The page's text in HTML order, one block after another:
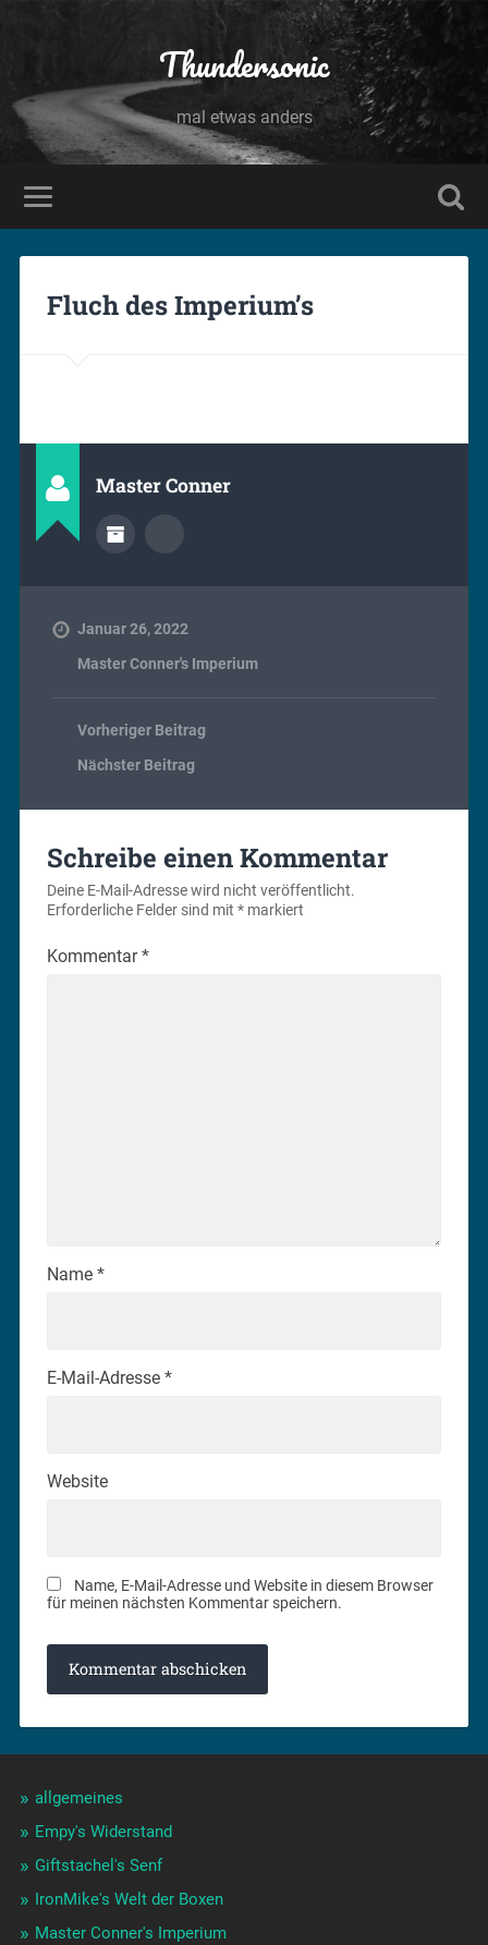
Thundersonic
mal etwas anders
Fluch des Imperium’s
Master Conner
Januar 26, 2022
Master Conner's Imperium
Vorheriger Beitrag
Nächster Beitrag
Schreibe einen Kommentar
Deine E-Mail-Adresse wird nicht veröffentlicht.
Erforderliche Felder sind mit *markiert
Kommentar*
Name *
E-Mail-Adresse *
Website
Name, E-Mail-Adresse und Website in diesem Browser
für meinen nächsten Kommentar speichern.
allgemeines
Empy's Widerstand
Giftstachel's Senf
IronMike's Welt der Boxen
Master Conner's Imperium